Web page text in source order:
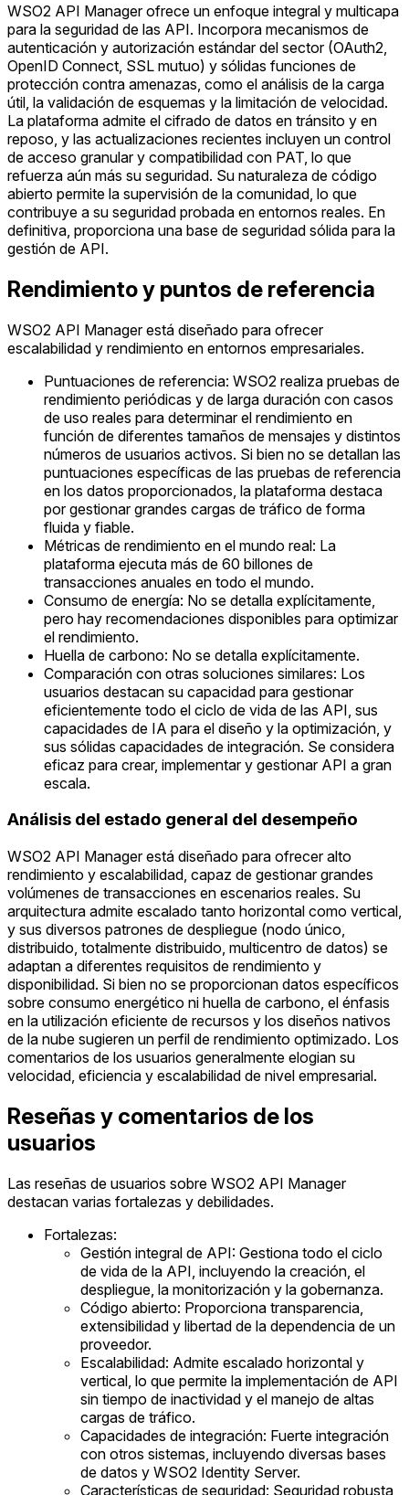
WSO2 API Manager ofrece un enfoque integral y multicapa
para la seguridad de las API. Incorpora mecanismos de
autenticación y autorización estándar del sector (OAuth2,
OpenID Connect, SSL mutuo) y sólidas funciones de
protección contra amenazas, como el análisis de la carga
útil, la validación de esquemas y la limitación de velocidad.
La plataforma admite el cifrado de datos en tránsito y en
reposo, y las actualizaciones recientes incluyen un control
de acceso granular y compatibilidad con PAT, lo que
refuerza aún más su seguridad. Su naturaleza de código
abierto permite la supervisión de la comunidad, lo que
contribuye a su seguridad probada en entornos reales. En
definitiva, proporciona una base de seguridad sólida para la
gestión de API.
Rendimiento y puntos de referencia
WSO2 API Manager está diseñado para ofrecer
escalabilidad y rendimiento en entornos empresariales.
Puntuaciones de referencia: WSO2 realiza pruebas de
rendimiento periódicas y de larga duración con casos
de uso reales para determinar el rendimiento en
función de diferentes tamaños de mensajes y distintos
números de usuarios activos. Si bien no se detallan las
puntuaciones específicas de las pruebas de referencia
en los datos proporcionados, la plataforma destaca
por gestionar grandes cargas de tráfico de forma
fluida y fiable.
Métricas de rendimiento en el mundo real: La
plataforma ejecuta más de 60 billones de
transacciones anuales en todo el mundo.
Consumo de energía: No se detalla explícitamente,
pero hay recomendaciones disponibles para optimizar
el rendimiento.
Huella de carbono: No se detalla explícitamente.
Comparación con otras soluciones similares: Los
usuarios destacan su capacidad para gestionar
eficientemente todo el ciclo de vida de las API, sus
capacidades de IA para el diseño y la optimización, y
sus sólidas capacidades de integración. Se considera
eficaz para crear, implementar y gestionar API a gran
escala.
Análisis del estado general del desempeño
WSO2 API Manager está diseñado para ofrecer alto
rendimiento y escalabilidad, capaz de gestionar grandes
volúmenes de transacciones en escenarios reales. Su
arquitectura admite escalado tanto horizontal como vertical,
y sus diversos patrones de despliegue (nodo único,
distribuido, totalmente distribuido, multicentro de datos) se
adaptan a diferentes requisitos de rendimiento y
disponibilidad. Si bien no se proporcionan datos específicos
sobre consumo energético ni huella de carbono, el énfasis
en la utilización eficiente de recursos y los diseños nativos
de la nube sugieren un perfil de rendimiento optimizado. Los
comentarios de los usuarios generalmente elogian su
velocidad, eficiencia y escalabilidad de nivel empresarial.
Reseñas y comentarios de los
usuarios
Las reseñas de usuarios sobre WSO2 API Manager
destacan varias fortalezas y debilidades.
Fortalezas:
Gestión integral de API: Gestiona todo el ciclo
de vida de la API, incluyendo la creación, el
despliegue, la monitorización y la gobernanza.
Código abierto: Proporciona transparencia,
extensibilidad y libertad de la dependencia de un
proveedor.
Escalabilidad: Admite escalado horizontal y
vertical, lo que permite la implementación de API
sin tiempo de inactividad y el manejo de altas
cargas de tráfico.
Capacidades de integración: Fuerte integración
con otros sistemas, incluyendo diversas bases
de datos y WSO2 Identity Server.
Características de seguridad: Seguridad robusta